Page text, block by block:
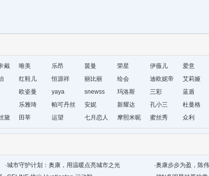
戴
唯美 乐昂 茵曼 荣星 伊薇儿 爱意
红鞋儿 恒源祥 丽比丽 绘会
迪欧妮帝
盛
艾莉娅
欧姿曼 yaya snewss 玛洛斯 三彩 蓝盾
乐雅琦 帕可丹丝 安妮 新耀达 孔小三 杜曼格
黛 田莘 运望 七月恋人 摩熙米昵 蜜丝秀 众利
·城市守护计划：奥康，用温暖点亮城市之光 ·奥康步步为盈，陈